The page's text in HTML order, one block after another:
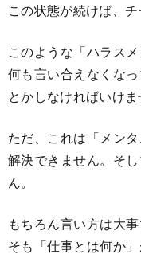
この状態が続けば、
このような「ハラス
何も言い合えなくな
とかしなければいけま
ただ、これは「メン
解決できません。そ
ん。
もちろん言い方は大
そも「仕事とは何か